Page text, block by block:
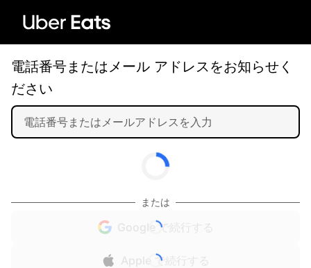
電話番号またはメール アドレスをお知らせく
ださい
または
Google で続行する
Apple で続行する